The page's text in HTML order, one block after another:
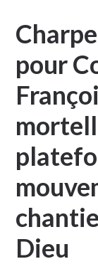
pour
Dieu